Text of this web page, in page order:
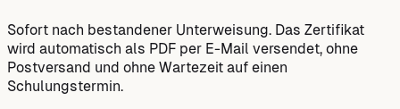
Sofort nach bestandener Unterweisung. Das Zertifikat
wird automatisch als PDF per E-Mail versendet, ohne
Postversand und ohne Wartezeit auf einen
Schulungstermin.